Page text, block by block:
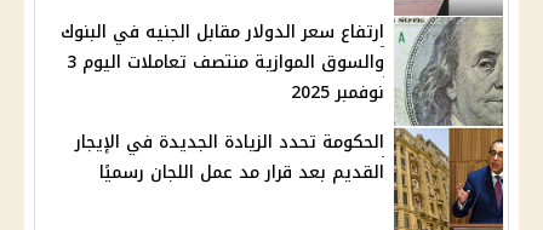
ارتفاع سعر الدولار مقابل الجنيه في البنوك
والسوق الموازية منتصف تعاملات اليوم 3
نوفمبر 2025
الحكومة تحدد الزيادة الجديدة في الإيجار
القديم بعد قرار مد عمل اللجان رسميًا